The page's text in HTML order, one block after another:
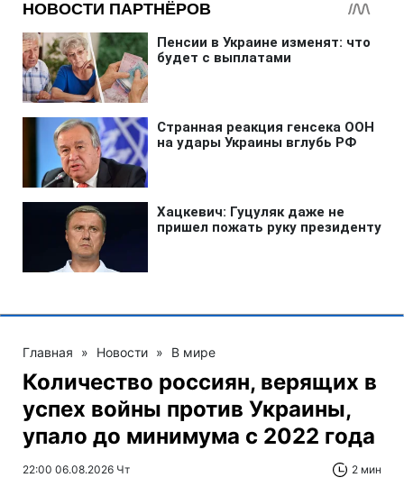
Главная » Новости » В мире
Количество россиян, верящих в
успех войны против Украины,
упало до минимума с 2022 года
22:00 06.08.2026 Чт 2 мин